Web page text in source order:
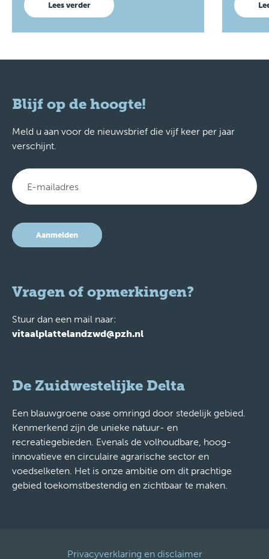
Lees verder
Blijf op de hoogte!
Meld u aan voor de nieuwsbrief die vijf keer per jaar
verschijnt.
Aanmelden
Vragen of opmerkingen?
Stuur dan een mail naar:
vitaalplattelandzwd@pzh.nl
De Zuidwestelijke Delta
Een blauwgroene oase omringd door stedelijk gebied.
Kenmerkend zijn de unieke natuur- en
recreatiegebieden. Evenals de volhoudbare, hoog-
innovatieve en circulaire agrarische sector en
voedselketen. Het is onze ambitie om dit prachtige
gebied toekomstbestendig en zichtbaar te maken.
Privacyverklaring en disclaimer